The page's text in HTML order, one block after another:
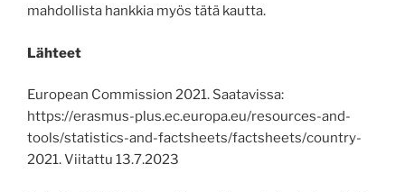
mahdollista hankkia myös tätä kautta.
Lähteet
European Commission 2021. Saatavissa:
https://erasmus-plus.ec.europa.eu/resources-and-
tools/statistics-and-factsheets/factsheets/country-
2021. Viitattu 13.7.2023